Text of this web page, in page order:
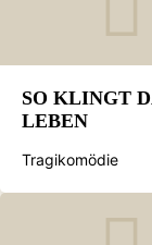
SO KLINGT
LEBEN
Tragikomödie